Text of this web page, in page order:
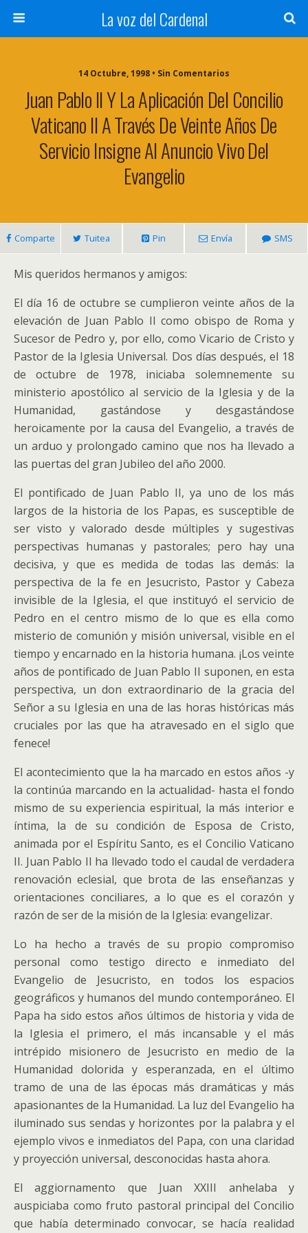
La voz del Cardenal
14 Octubre, 1998 • Sin Comentarios
Juan Pablo II Y La Aplicación Del Concilio
Vaticano II A Través De Veinte Años De
Servicio Insigne Al Anuncio Vivo Del
Evangelio
Comparte Tuitea Pin Envía SMS
Mis queridos hermanos y amigos:
El día 16 de octubre se cumplieron veinte años de la
elevación de Juan Pablo II como obispo de Roma y
Sucesor de Pedro y, por ello, como Vicario de Cristo y
Pastor de la Iglesia Universal. Dos días después, el 18
de octubre de 1978, iniciaba solemnemente su
ministerio apostólico al servicio de la Iglesia y de la
Humanidad, gastándose y desgastándose
heroicamente por la causa del Evangelio, a través de
un arduo y prolongado camino que nos ha llevado a
las puertas del gran Jubileo del año 2000.
El pontificado de Juan Pablo II, ya uno de los más
largos de la historia de los Papas, es susceptible de
ser visto y valorado desde múltiples y sugestivas
perspectivas humanas y pastorales; pero hay una
decisiva, y que es medida de todas las demás: la
perspectiva de la fe en Jesucristo, Pastor y Cabeza
invisible de la Iglesia, el que instituyó el servicio de
Pedro en el centro mismo de lo que es ella como
misterio de comunión y misión universal, visible en el
tiempo y encarnado en la historia humana. ¡Los veinte
años de pontificado de Juan Pablo II suponen, en esta
perspectiva, un don extraordinario de la gracia del
Señor a su Iglesia en una de las horas históricas más
cruciales por las que ha atravesado en el siglo que
fenece!
El acontecimiento que la ha marcado en estos años -y
la continúa marcando en la actualidad- hasta el fondo
mismo de su experiencia espiritual, la más interior e
íntima, la de su condición de Esposa de Cristo,
animada por el Espíritu Santo, es el Concilio Vaticano
II. Juan Pablo II ha llevado todo el caudal de verdadera
renovación eclesial, que brota de las enseñanzas y
orientaciones conciliares, a lo que es el corazón y
razón de ser de la misión de la Iglesia: evangelizar.
Lo ha hecho a través de su propio compromiso
personal como testigo directo e inmediato del
Evangelio de Jesucristo, en todos los espacios
geográficos y humanos del mundo contemporáneo. El
Papa ha sido estos años últimos de historia y vida de
la Iglesia el primero, el más incansable y el más
intrépido misionero de Jesucristo en medio de la
Humanidad dolorida y esperanzada, en el último
tramo de una de las épocas más dramáticas y más
apasionantes de la Humanidad. La luz del Evangelio ha
iluminado sus sendas y horizontes por la palabra y el
ejemplo vivos e inmediatos del Papa, con una claridad
y proyección universal, desconocidas hasta ahora.
El aggiornamento que Juan XXIII anhelaba y
auspiciaba como fruto pastoral principal del Concilio
que había determinado convocar, se hacía realidad